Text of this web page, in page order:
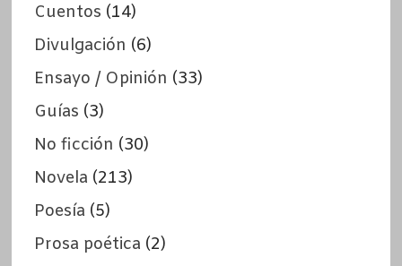
Cuentos (14)
Divulgación (6)
Ensayo / Opinión (33)
Guías (3)
No ficción (30)
Novela (213)
Poesía (5)
Prosa poética (2)